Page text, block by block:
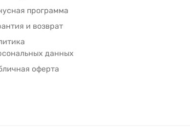
программа
и возврат
данных
оферта